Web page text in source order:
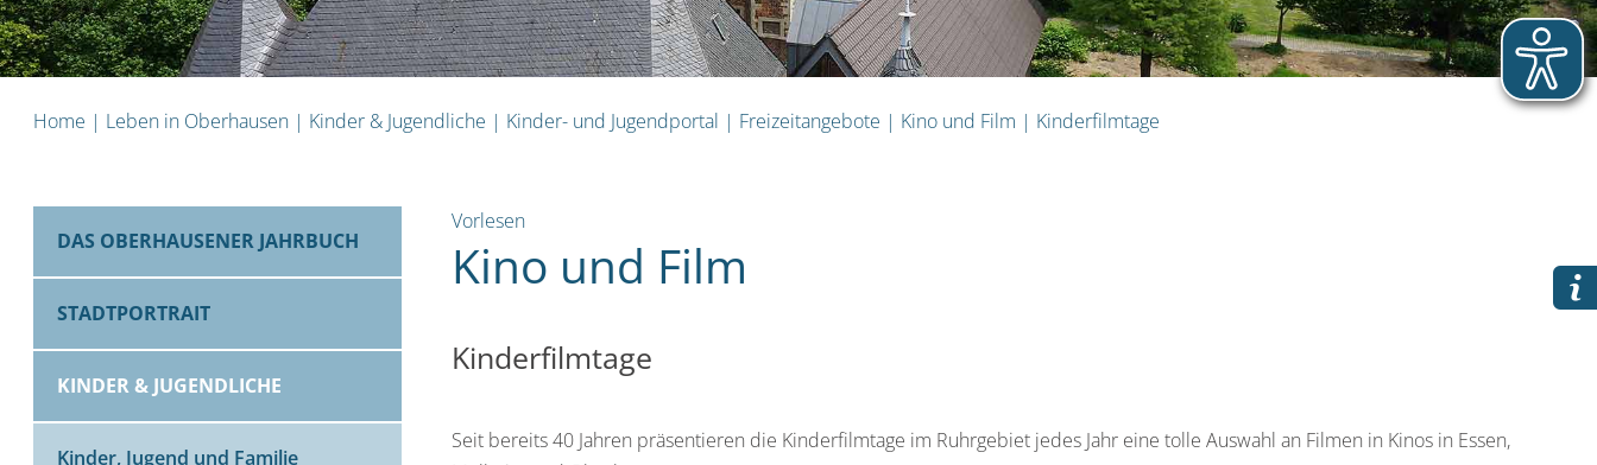
Home | Leben in Oberhausen | Kinder & Jugendliche | Kinder- und Jugendportal | Freizeitangebote | Kino und Film | Kinderfilmtage
DAS OBERHAUSENER JAHRBUCH
STADTPORTRAIT
KINDER & JUGENDLICHE
Kinder, Jugend und Familie
Vorlesen
Kino und Film
Kinderfilmtage
Seit bereits 40 Jahren präsentieren die Kinderfilmtage im Ruhrgebiet jedes Jahr eine tolle Auswahl an Filmen in Kinos in Essen,